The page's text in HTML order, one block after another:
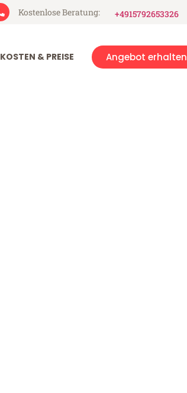
Kostenlose Beratung: +4915792653326
KOSTEN & PREISE Angebot erhalten